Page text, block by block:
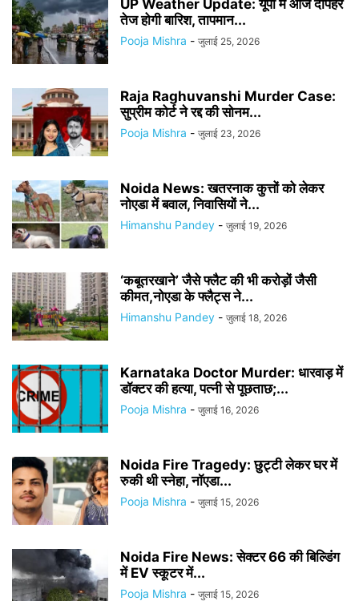
UP Weather Update: यूपी में आज दोपहर
तेज होगी बारिश, तापमान...
Pooja Mishra - जुलाई 25, 2026
Raja Raghuvanshi Murder Case:
सुप्रीम कोर्ट ने रद्द की सोनम...
Pooja Mishra - जुलाई 23, 2026
Noida News: खतरनाक कुत्तों को लेकर
नोएडा में बवाल, निवासियों ने...
Himanshu Pandey - जुलाई 19, 2026
‘कबूतरखाने’ जैसे फ्लैट की भी करोड़ों जैसी
कीमत,नोएडा के फ्लैट्स ने...
Himanshu Pandey - जुलाई 18, 2026
Karnataka Doctor Murder: धारवाड़ में
डॉक्टर की हत्या, पत्नी से पूछताछ;...
Pooja Mishra - जुलाई 16, 2026
Noida Fire Tragedy: छुट्टी लेकर घर में
रुकी थी स्नेहा, नॉएडा...
Pooja Mishra - जुलाई 15, 2026
Noida Fire News: सेक्टर 66 की बिल्डिंग
में EV स्कूटर में...
Pooja Mishra - जुलाई 15, 2026